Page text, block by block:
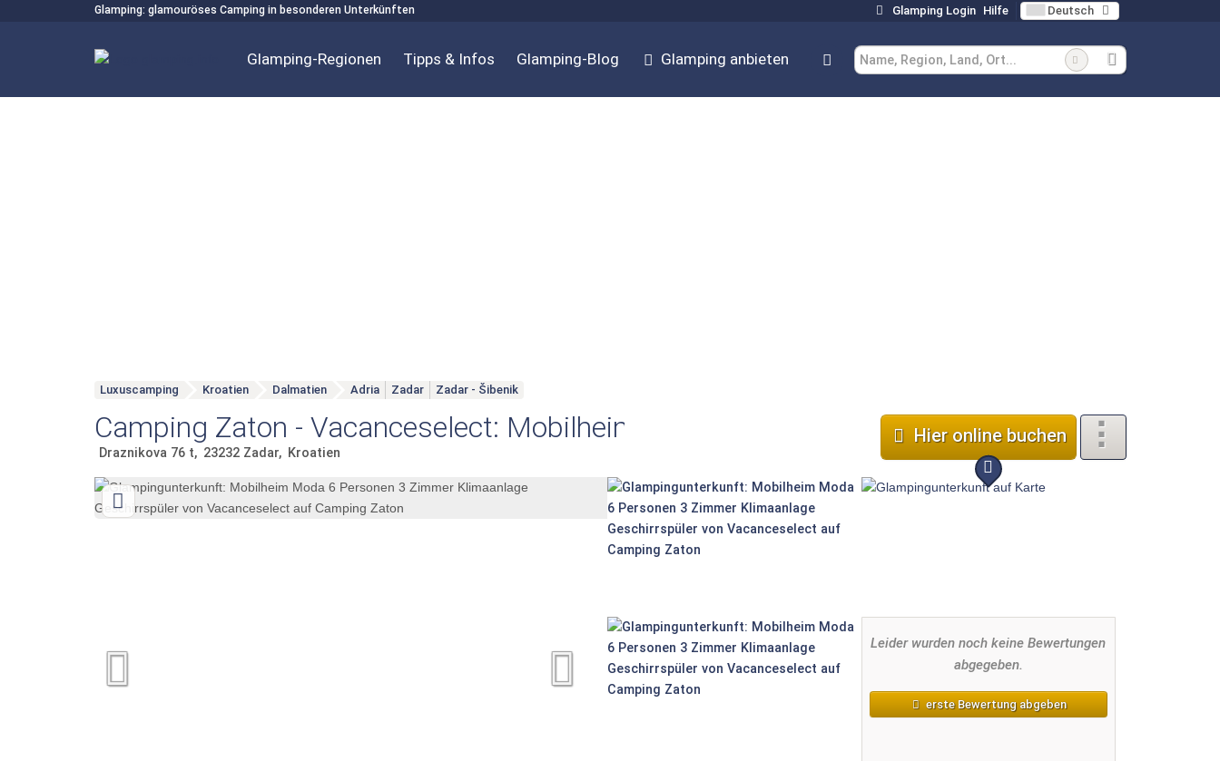
Glamping: glamouröses Camping in besonderen Unterkünften Glamping Login Hilfe Deutsch
Glamping-Regionen Tipps & Infos Glamping-Blog Glamping anbieten
Luxuscamping Kroatien Dalmatien Adria Zadar Zadar - Šibenik
Camping Zaton - Vacanceselect: Mobilheim Moda 6 Personen 3 Zimmer Klimaanlage
Draznikova 76 t 23232 Zadar Kroatien
Hier online buchen
Leider wurden noch keine Bewertungen
abgegeben.
erste Bewertung abgeben